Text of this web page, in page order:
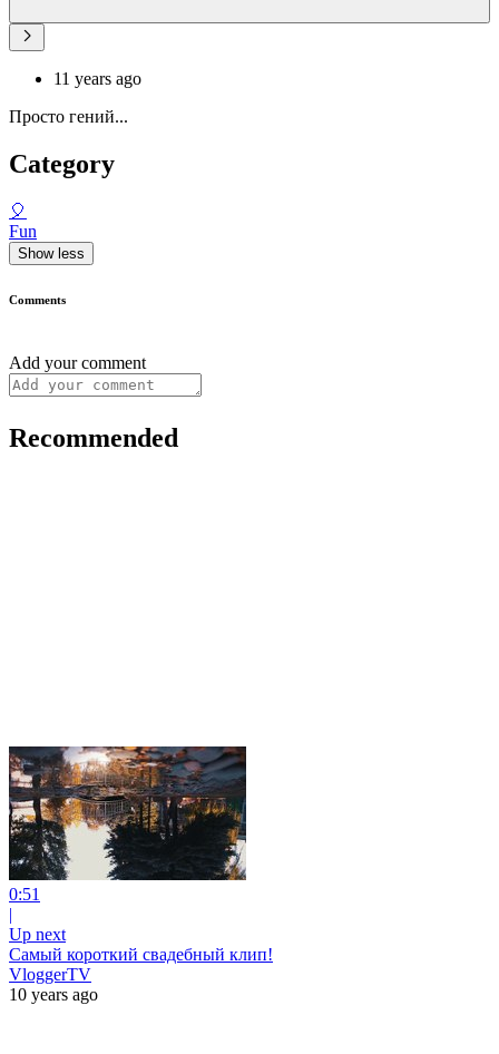
11 years ago
Просто гений...
Category
🎈
Fun
Show less
Comments
Add your comment
Recommended
0:51
|
Up next
Самый короткий свадебный клип!
VloggerTV
10 years ago